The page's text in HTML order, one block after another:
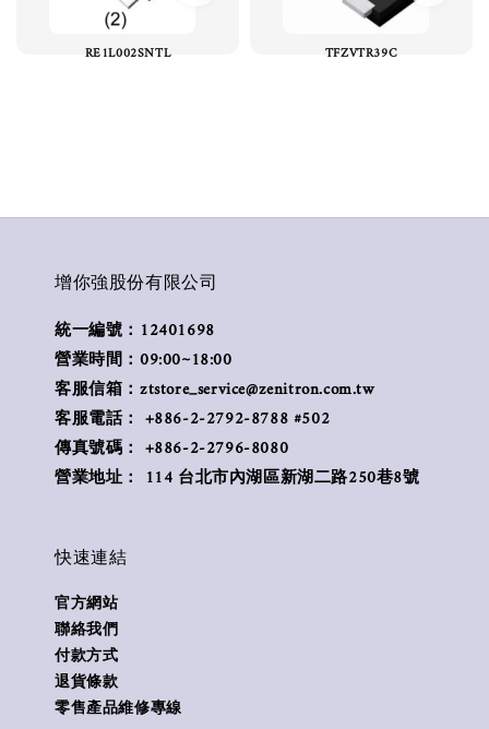
RE1L002SNTL TFZVTR39C
增你強股份有限公司
統一編號：12401698
營業時間：09:00~18:00
客服信箱：ztstore_service@zenitron.com.tw
客服電話： +886-2-2792-8788 #502
傳真號碼： +886-2-2796-8080
營業地址： 114 台北市內湖區新湖二路250巷8號
快速連結
官方網站
聯絡我們
付款方式
退貨條款
零售產品維修專線